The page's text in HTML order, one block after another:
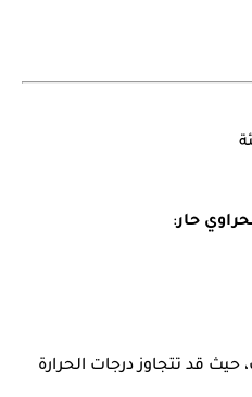
حار:
حيث قد تتجاوز درجات الحرارة